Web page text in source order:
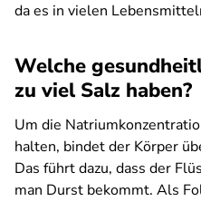
da es in vielen
Welche
zu viel Salz haben?
Um die
halten, bindet der Körper
Das führt dazu, dass der
man Durst bekommt. Als